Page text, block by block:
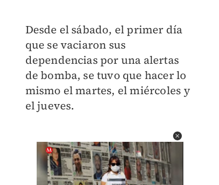
Desde el sábado, el primer día
que se vaciaron sus
dependencias por una alertas
de bomba, se tuvo que hacer lo
mismo el martes, el miércoles y
el jueves.